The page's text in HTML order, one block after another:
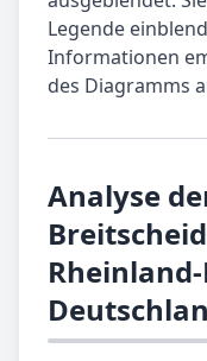
Legende
Informationen
des Diagramms
Analyse